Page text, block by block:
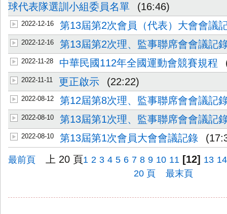
球代表隊選訓小組委員名單
(16:46)
2022-12-16 第13屆第2次會員（代表）大會會議
2022-12-16 第13屆第2次理、監事聯席會會議記
2022-11-28 中華民國112年全國運動會競賽規程
2022-11-11 更正啟示 (22:22)
2022-08-12 第12屆第8次理、監事聯席會會議記
2022-08-10 第13屆第1次理、監事聯席會會議記
2022-08-10 第13屆第1次會員大會會議記錄
最前頁 上 20 頁1 2 3 4 5 6 7 8 9 10 11 [12] 13 14
20 頁
最末頁